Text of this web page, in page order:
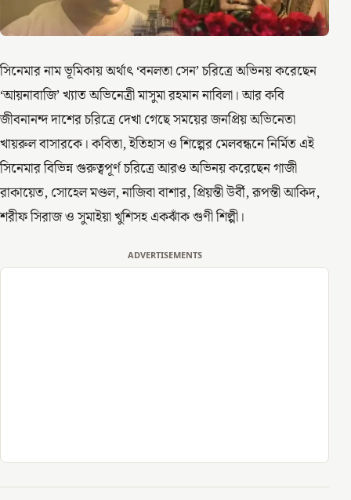
সিনেমার নাম ভূমিকায় অর্থাৎ ‘বনলতা সেন’ চরিত্রে অভিনয় করেছেন
‘আয়নাবাজি’ খ্যাত অভিনেত্রী মাসুমা রহমান নাবিলা। আর কবি
জীবনানন্দ দাশের চরিত্রে দেখা গেছে সময়ের জনপ্রিয় অভিনেতা
খায়রুল বাসারকে। কবিতা, ইতিহাস ও শিল্পের মেলবন্ধনে নির্মিত এই
সিনেমার বিভিন্ন গুরুত্বপূর্ণ চরিত্রে আরও অভিনয় করেছেন গাজী
রাকায়েত, সোহেল মণ্ডল, নাজিবা বাশার, প্রিয়ন্তী উর্বী, রূপন্তী আকিদ,
শরীফ সিরাজ ও সুমাইয়া খুশিসহ একঝাঁক গুণী শিল্পী।
ADVERTISEMENTS